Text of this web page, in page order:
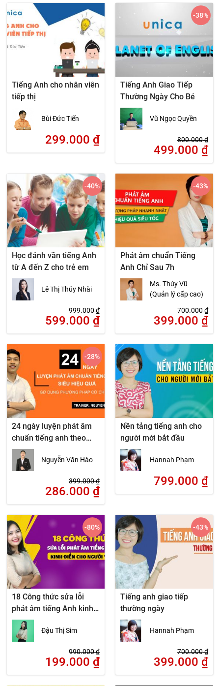
Tiếng Anh cho nhân viên
tiếp thị
Bùi Đức Tiến
299.000 ₫
Tiếng Anh Giao Tiếp
Thường Ngày Cho Bé
Vũ Ngọc Quyền
800.000₫
499.000 ₫
-38%
Học đánh vần tiếng Anh
từ A đến Z cho trẻ em
Lê Thị Thúy Nhài
999.000₫
599.000 ₫
-40%
Phát âm chuẩn Tiếng
Anh Chỉ Sau 7h
Ms. Thúy Vũ
(Quản lý cấp cao)
700.000₫
399.000 ₫
-43%
24 ngày luyện phát âm
chuẩn tiếng anh theo
phương pháp cử chỉ tay
Nguyễn Văn Hào
399.000₫
286.000 ₫
-28%
Nền tảng tiếng anh cho
người mới bắt đầu
Hannah Phạm
799.000 ₫
18 Công thức sửa lỗi
phát âm tiếng Anh kinh
điển cho người Việt
Đậu Thị Sim
990.000₫
199.000 ₫
-80%
Tiếng anh giao tiếp
thường ngày
Hannah Phạm
700.000₫
399.000 ₫
-43%